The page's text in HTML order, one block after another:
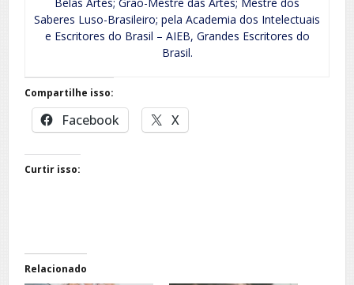
Saberes Luso-Brasileiro; pela Academia dos Intelectuais
e Escritores do Brasil – AIEB, Grandes Escritores do
Brasil.
Compartilhe isso:
Facebook X
Curtir isso:
Relacionado